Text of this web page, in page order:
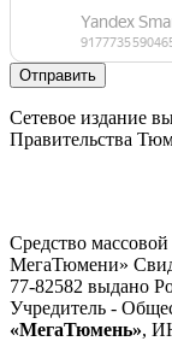
Отправить
Сетевое издание
Правительства
Средство
МегаТюмени»
77-82582 выдано
Учредитель -
«МегаТюмень»,